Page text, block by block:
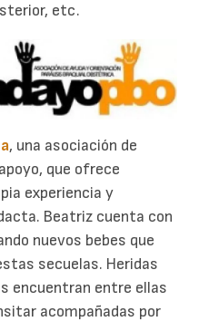
etc.
, una asociación de
que ofrece
experiencia y
Beatriz cuenta con
nuevos bebes que
secuelas. Heridas
encuentran entre ellas
acompañadas por